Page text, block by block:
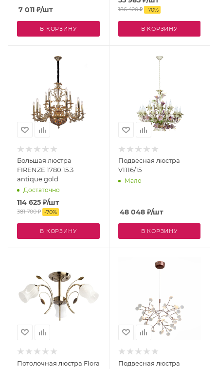
7 011 ₽/шт
В КОРЗИНУ
186 420₽ -70%
В КОРЗИНУ
Большая люстра
FIRENZE 1780.15.3
antique gold
Достаточно
114 625 ₽/шт
381 700₽ -70%
В КОРЗИНУ
Подвесная люстра
V1116/15
Мало
48 048₽/шт
В КОРЗИНУ
Потолочная люстра Flora
Подвесная люстра